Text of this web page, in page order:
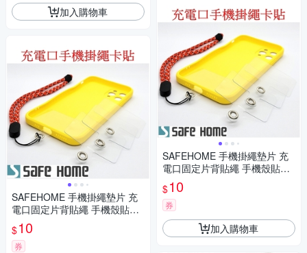
加入購物車
SAFEHOME 手機掛繩墊片 充
電口固定片背貼繩 手機殼貼片
夾 PVC防丟連接片掛鏈 僅0.45
mm 厚 CPA043
$10
券
SAFEHOME 手機掛繩墊片 充
電口固定片背貼繩 手機殼貼片
夾 TPU防丟連接片掛鏈 僅0.3m
m 厚 CPA042
$10
券
加入購物車